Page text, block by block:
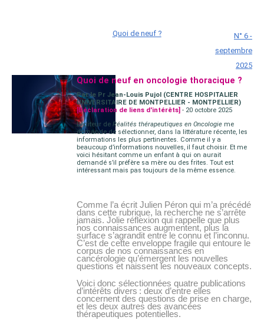
Quoi de neuf ?
N° 6 -
septembre
2025
Quoi de neuf en oncologie thoracique ?
Par le Pr Jean-Louis Pujol (CENTRE HOSPITALIER
UNIVERSITAIRE DE MONTPELLIER - MONTPELLIER)
[Déclaration de liens d'intérêts]- 20 octobre 2025
L’éditeur deRéalités thérapeutiques en Oncologie me
demande de sélectionner, dans la littérature récente, les
informations les plus pertinentes. Comme il y a
beaucoup d’informations nouvelles, il faut choisir. Et me
voici hésitant comme un enfant à qui on aurait
demandé s’il préfère sa mère ou des frites. Tout est
intéressant mais pas toujours de la même essence.
Comme l’a écrit Julien Péron qui m’a précédé
dans cette rubrique, la recherche ne s’arrête
jamais. Jolie réflexion qui rappelle que plus
nos connaissances augmentent, plus la
surface s’agrandit entre le connu et l’inconnu.
C’est de cette enveloppe fragile qui entoure le
corpus de nos connaissances en
cancérologie qu’émergent les nouvelles
questions et naissent les nouveaux concepts.
Voici donc sélectionnées quatre publications
d’intérêts divers : deux d’entre elles
concernent des questions de prise en charge,
et les deux autres des avancées
thérapeutiques potentielles.